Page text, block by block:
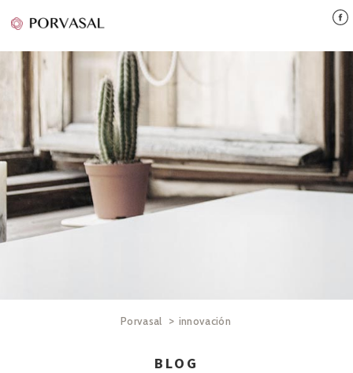
Porvasal > innovación
BLOG